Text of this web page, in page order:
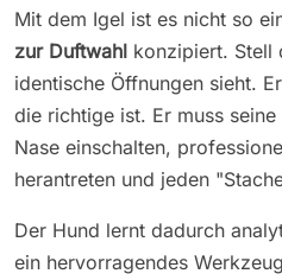
Mit dem Igel ist es nicht so
zur Duftwahl konzipiert. Stell
identische Öffnungen sieht.
die richtige ist. Er muss
Nase einschalten,
herantreten und jeden
Der Hund lernt dadurch
ein hervorragendes